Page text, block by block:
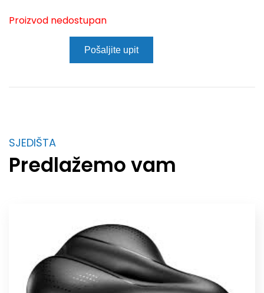
Proizvod nedostupan
Pošaljite upit
SJEDIŠTA
Predlažemo vam